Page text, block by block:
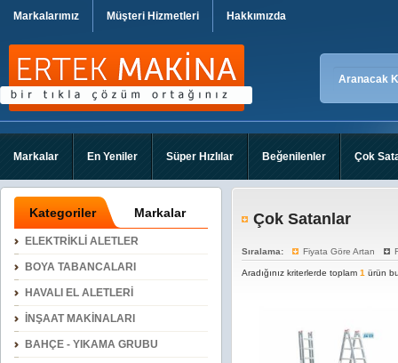
Markalarımız Müşteri Hizmetleri Hakkımızda
Markalar En Yeniler Süper Hızlılar Beğenilenler Çok
Kategoriler Markalar
ELEKTRİKLİ ALETLER
BOYA TABANCALARI
HAVALI EL ALETLERİ
İNŞAAT MAKİNALARI
BAHÇE - YIKAMA GRUBU
Çok Satanlar
Sıralama: Fiyata Göre Artan
Aradığınız kriterlerde toplam 1 ürün